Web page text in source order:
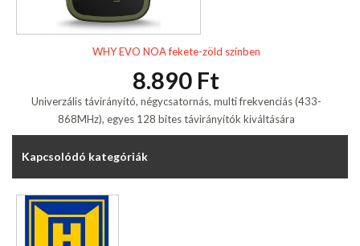
WHY EVO NOA fekete-zöld színben
8.890 Ft
Univerzális távirányító, négycsatornás, multi frekvenciás (433-
868MHz), egyes 128 bites távirányítók kiváltására
Kapcsolódó kategóriák